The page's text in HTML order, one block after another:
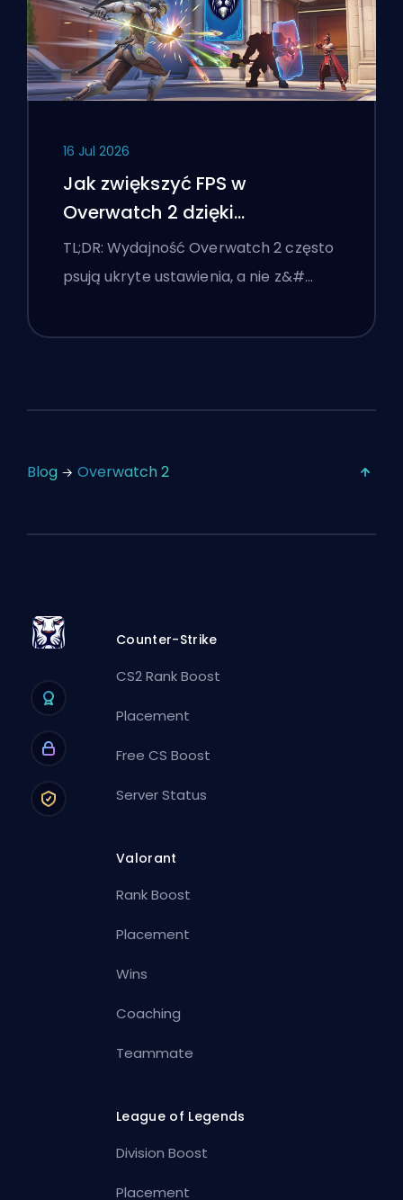
16 Jul 2026
Jak zwiększyć FPS w
Overwatch 2 dzięki
najlepszym ustawieniom
TL;DR: Wydajność Overwatch 2 często
psują ukryte ustawienia, a nie z&#…
Blog Overwatch 2
Counter-Strike
CS2 Rank Boost
Placement
Free CS Boost
Server Status
Valorant
Rank Boost
Placement
Wins
Coaching
Teammate
League of Legends
Division Boost
Placement